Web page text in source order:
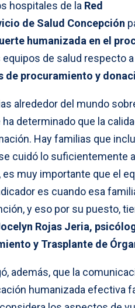
hospitales de la Red
de Salud Concepción
humanizada en el
equipos de salud respecto
de procuramiento y
alrededor del mundo
ha determinado que la
Hay familias que
cuidó lo suficientemente
es muy importante que el
es cuando esa
y eso por su puesto,
ocelyn Rojas Jeria,
y Trasplante de
además, que la
humanizada efectiva